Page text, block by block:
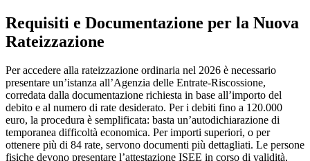
Requisiti e Documentazione per la Nuova
Rateizzazione
Per accedere alla rateizzazione ordinaria nel 2026 è necessario
presentare un’istanza all’Agenzia delle Entrate-Riscossione,
corredata dalla documentazione richiesta in base all’importo del
debito e al numero di rate desiderato. Per i debiti fino a 120.000
euro, la procedura è semplificata: basta un’autodichiarazione di
temporanea difficoltà economica. Per importi superiori, o per
ottenere più di 84 rate, servono documenti più dettagliati. Le persone
fisiche devono presentare l’attestazione ISEE in corso di validità,